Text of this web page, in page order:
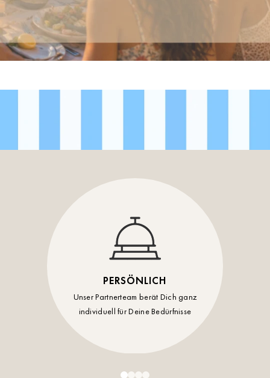
PERSÖNLICH
Unser Partnerteam berät Dich ganz
individuell für Deine Bedürfnisse